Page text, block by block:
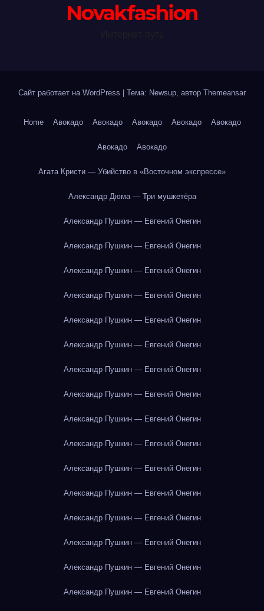
Novakfashion
Сайт работает на WordPress Тема: Newsup, автор Themeansar
Home Авокадо Авокадо Авокадо Авокадо Авокадо
Авокадо Авокадо
Агата Кристи — Убийство в «Восточном экспрессе»
Александр Дюма — Три мушкетёра
Александр Пушкин — Евгений Онегин
Александр Пушкин — Евгений Онегин
Александр Пушкин — Евгений Онегин
Александр Пушкин — Евгений Онегин
Александр Пушкин — Евгений Онегин
Александр Пушкин — Евгений Онегин
Александр Пушкин — Евгений Онегин
Александр Пушкин — Евгений Онегин
Александр Пушкин — Евгений Онегин
Александр Пушкин — Евгений Онегин
Александр Пушкин — Евгений Онегин
Александр Пушкин — Евгений Онегин
Александр Пушкин — Евгений Онегин
Александр Пушкин — Евгений Онегин
Александр Пушкин — Евгений Онегин
Александр Пушкин — Евгений Онегин